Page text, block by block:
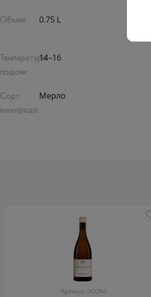
Объем: 0.75 L
Температура
подачи:
14–16
Сорт
винограда:
Мерло
Артикул: 30096